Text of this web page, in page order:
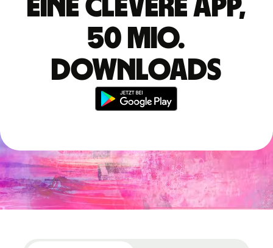
Eine clevere App,
50 Mio.
Downloads